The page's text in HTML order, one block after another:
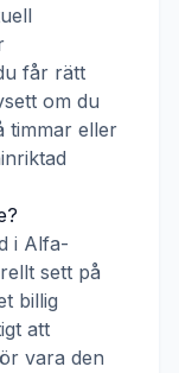
får rätt
om du
timmar eller
?
i Alfa-
sett på
billig
att
vara den